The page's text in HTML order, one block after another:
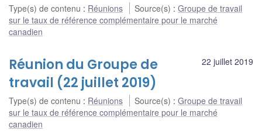
Type(s) de contenu : Réunions Source(s) :Groupe de travail
sur le taux de référence complémentaire pour le marché
canadien
22 juillet 2019
Réunion du Groupe de
travail (22 juillet 2019)
Type(s) de contenu : Réunions Source(s) :Groupe de travail
sur le taux de référence complémentaire pour le marché
canadien